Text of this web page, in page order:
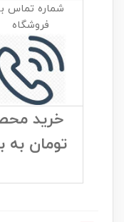
شماره تماس
فروشگاه
خرید
تومان به